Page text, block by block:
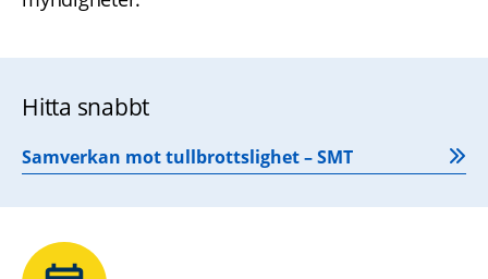
Hitta snabbt
Samverkan mot tullbrottslighet – SMT